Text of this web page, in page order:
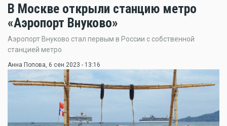
В Москве открыли станцию метро
«Аэропорт Внуково»
Аэропорт Внуково стал первым в России с собственной
станцией метро
Анна Попова , 6 сен 2023 - 13:16